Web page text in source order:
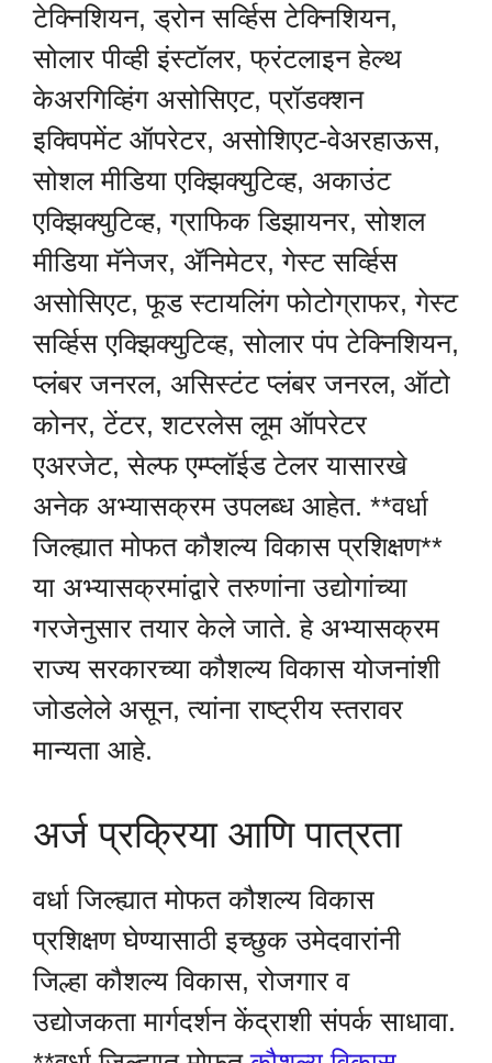
टेक्निशियन, ड्रोन सर्व्हिस टेक्निशियन,
सोलार पीव्ही इंस्टॉलर, फ्रंटलाइन हेल्थ
केअरगिव्हिंग असोसिएट, प्रॉडक्शन
इक्विपमेंट ऑपरेटर, असोशिएट-वेअरहाऊस,
सोशल मीडिया एक्झिक्युटिव्ह, अकाउंट
एक्झिक्युटिव्ह, ग्राफिक डिझायनर, सोशल
मीडिया मॅनेजर, ॲनिमेटर, गेस्ट सर्व्हिस
असोसिएट, फूड स्टायलिंग फोटोग्राफर, गेस्ट
सर्व्हिस एक्झिक्युटिव्ह, सोलार पंप टेक्निशियन,
प्लंबर जनरल, असिस्टंट प्लंबर जनरल, ऑटो
कोनर, टेंटर, शटरलेस लूम ऑपरेटर
एअरजेट, सेल्फ एम्प्लॉईड टेलर यासारखे
अनेक अभ्यासक्रम उपलब्ध आहेत. **वर्धा
जिल्ह्यात मोफत कौशल्य विकास प्रशिक्षण**
या अभ्यासक्रमांद्वारे तरुणांना उद्योगांच्या
गरजेनुसार तयार केले जाते. हे अभ्यासक्रम
राज्य सरकारच्या कौशल्य विकास योजनांशी
जोडलेले असून, त्यांना राष्ट्रीय स्तरावर
मान्यता आहे.
अर्ज प्रक्रिया आणि पात्रता
वर्धा जिल्ह्यात मोफत कौशल्य विकास
प्रशिक्षण घेण्यासाठी इच्छुक उमेदवारांनी
जिल्हा कौशल्य विकास, रोजगार व
उद्योजकता मार्गदर्शन केंद्राशी संपर्क साधावा.